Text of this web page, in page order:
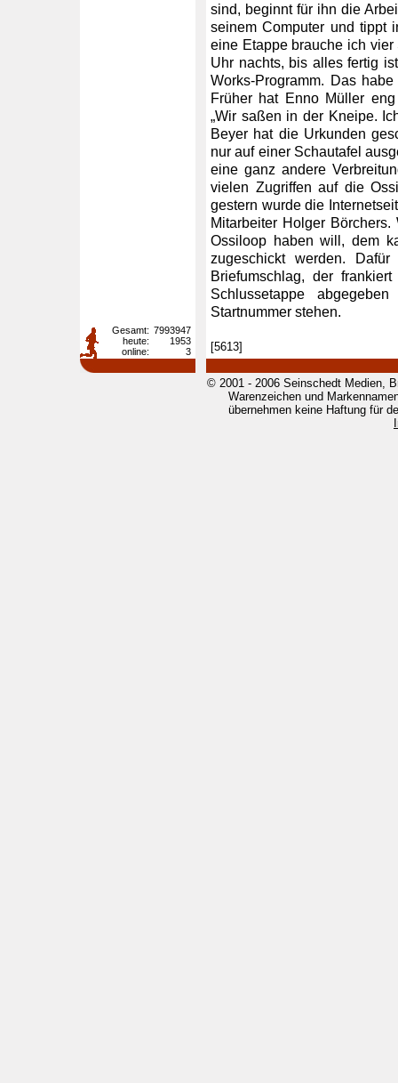
sind, beginnt für ihn die
seinem Computer und tippt
eine Etappe brauche ich
Uhr nachts, bis alles fertig
Works-Programm. Das
Früher hat Enno Müller
„Wir saßen in der Kneipe.
Beyer hat die Urkunden
nur auf einer Schautafel
eine ganz andere
vielen Zugriffen auf die
gestern wurde die
Mitarbeiter Holger
Ossiloop haben will, dem
zugeschickt werden.
Briefumschlag, der
Schlussetappe
Startnummer stehen.
[5613]
Gesamt: 7993947
heute:
1953
online:
3
© 2001 - 2006 Seinschedt Medien,
Warenzeichen und
übernehmen keine Haftung für